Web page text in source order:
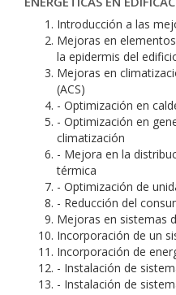
Introducción a las
Mejoras en
la epidermis del
Mejoras en
(ACS)
- Optimización en
- Optimización en
climatización
- Mejora en la
térmica
- Optimización de
- Reducción del
Mejoras en sistemas
Incorporación de un
Incorporación de
- Instalación de
- Instalación de